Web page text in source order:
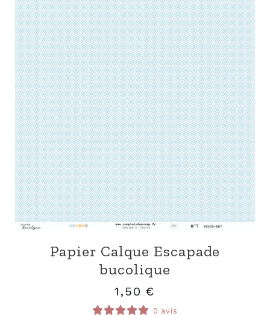
Papier Calque Escapade
bucolique
1,50 €
0 avis